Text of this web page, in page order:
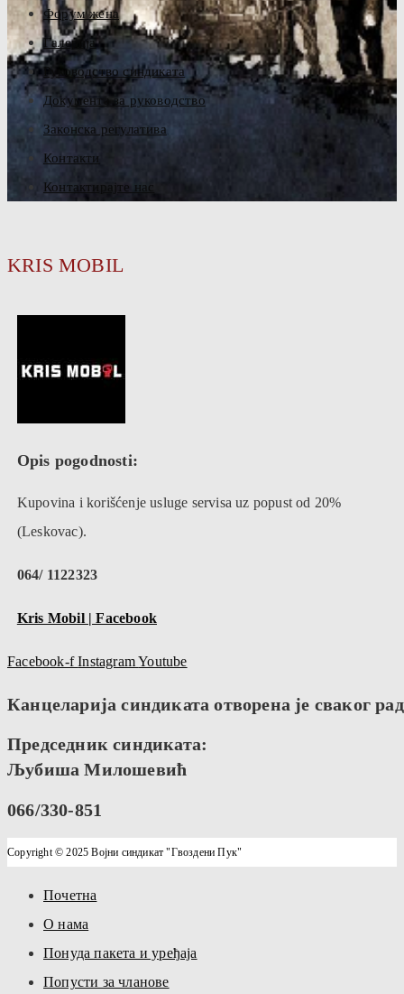
Форум жена
Галерија
Руководство синдиката
Документа за руководство
Законска регулатива
Контакти
Контактирајте нас
KRIS MOBIL
Opis pogodnosti:
Kupovina i korišćenje usluge servisa uz popust od 20%
(Leskovac).
064/ 1122323
Kris Mobil | Facebook
Facebook-f InstagramYoutube
Канцеларија синдиката отворена је сваког
Председник синдиката:
Љубиша Милошевић
066/330-851
Copyright © 2025 Војни синдикат "Гвоздени Пук"
Почетна
О нама
Понуда пакета и уређаја
Попусти за чланове